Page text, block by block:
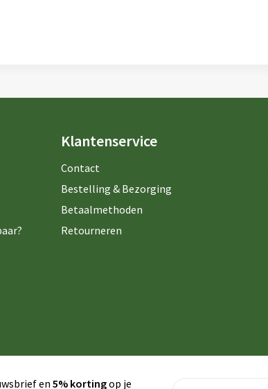
Klantenservice
Contact
Bestelling & Bezorging
Betaalmethoden
Retourneren
en5% kortingop je